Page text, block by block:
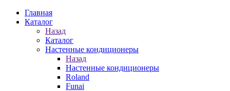
Главная
Каталог
Назад
Каталог
Настенные кондиционеры
Назад
Настенные кондиционеры
Roland
Funai